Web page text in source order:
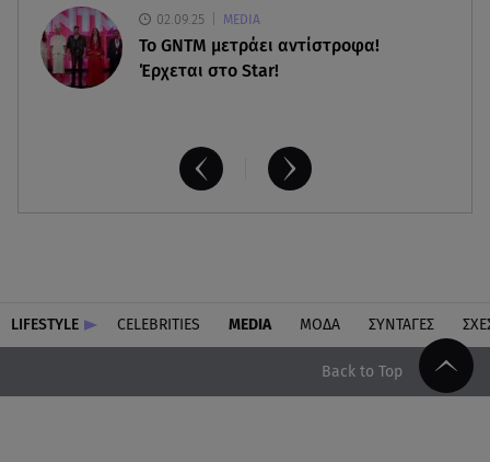
02.09.25 MEDIA
Το GNTM μετράει αντίστροφα!
Έρχεται στο Star!
LIFESTYLE CELEBRITIES MEDIA ΜΟΔΑ ΣΥΝΤΑΓΕΣ
Back to Top